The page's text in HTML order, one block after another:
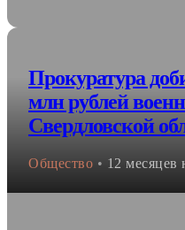
Прокуратура
млн рублей
Свердловской
Общество • 12 месяцев